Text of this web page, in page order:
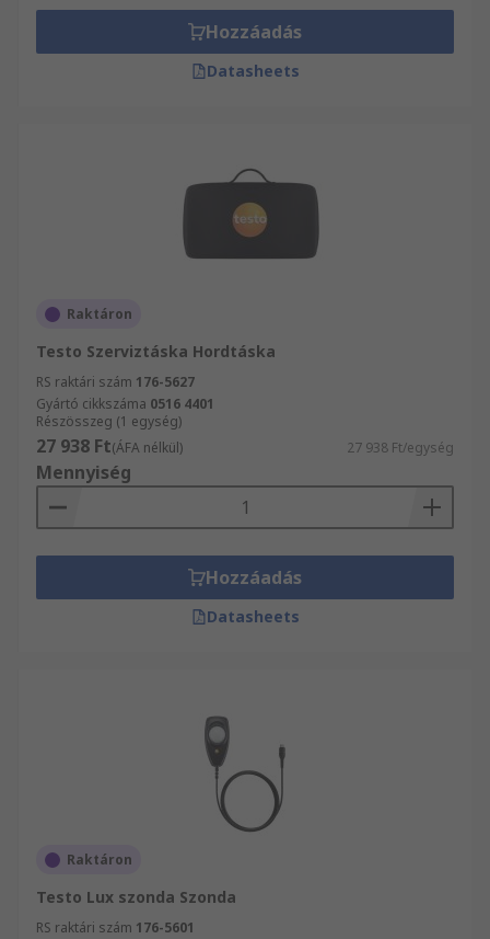
Hozzáadás
Datasheets
Raktáron
Testo Szerviztáska Hordtáska
RS raktári szám 176-5627
Gyártó cikkszáma 0516 4401
Részösszeg (1 egység)
27 938 Ft(ÁFA nélkül) 27 938 Ft/egység
Mennyiség
Hozzáadás
Datasheets
Raktáron
Testo Lux szonda Szonda
RS raktári szám 176-5601